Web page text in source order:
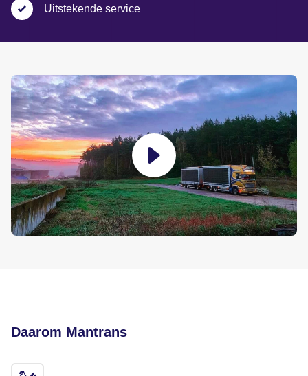
Uitstekende service
Daarom Mantrans